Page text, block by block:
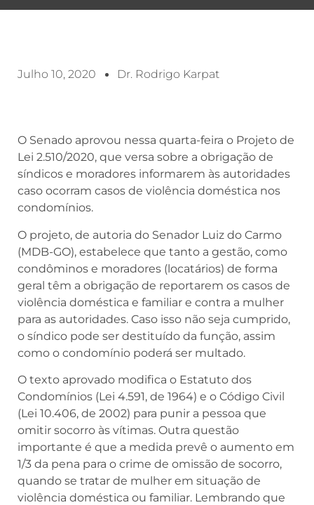
Julho 10, 2020 Dr. Rodrigo Karpat
O Senado aprovou nessa quarta-feira o Projeto de
Lei 2.510/2020, que versa sobre a obrigação de
síndicos e moradores informarem às autoridades
caso ocorram casos de violência doméstica nos
condomínios.
O projeto, de autoria do Senador Luiz do Carmo
(MDB-GO), estabelece que tanto a gestão, como
condôminos e moradores (locatários) de forma
geral têm a obrigação de reportarem os casos de
violência doméstica e familiar e contra a mulher
para as autoridades. Caso isso não seja cumprido,
o síndico pode ser destituído da função, assim
como o condomínio poderá ser multado.
O texto aprovado modifica o Estatuto dos
Condomínios (Lei 4.591, de 1964) e o Código Civil
(Lei 10.406, de 2002) para punir a pessoa que
omitir socorro às vítimas. Outra questão
importante é que a medida prevê o aumento em
1/3 da pena para o crime de omissão de socorro,
quando se tratar de mulher em situação de
violência doméstica ou familiar. Lembrando que